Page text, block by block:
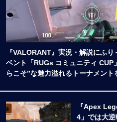
『VALORANT』実況・解説にふ
ベント「RUGs コミュニティ CUP
らこそ”な魅力溢れるトーナメント
『Apex
4」では大